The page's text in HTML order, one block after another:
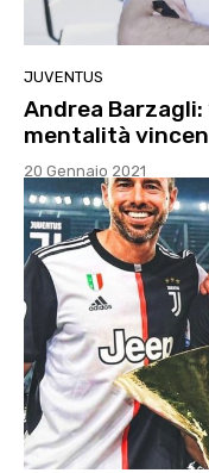
JUVENTUS
Andrea Barzagli:
mentalità
20 Gennaio 2021